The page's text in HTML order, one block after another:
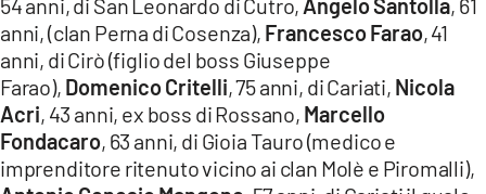
54 anni, di San Leonardo di Cutro, Angelo Santolla, 61
anni, (clan Perna di Cosenza), Francesco Farao, 41
anni, di Cirò (figlio del boss Giuseppe
Farao), Domenico Critelli, 75 anni, di Cariati, Nicola
Acri, 43 anni, ex boss di Rossano, Marcello
Fondacaro, 63 anni, di Gioia Tauro (medico e
imprenditore ritenuto vicino ai clan Molè e Piromalli),